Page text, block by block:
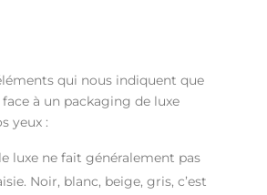
qui nous indiquent que
à un packaging de luxe
yeux :
luxe ne fait généralement pas
Noir, blanc, beige, gris, c’est